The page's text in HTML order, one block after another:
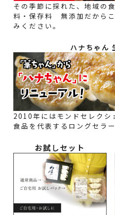
その季節に採れた、地域の
料・保存料 無添加だから
みください。
ハナちゃん
2010年にはモンドセレクシ
食品を代表するロングセラー
お試しセット